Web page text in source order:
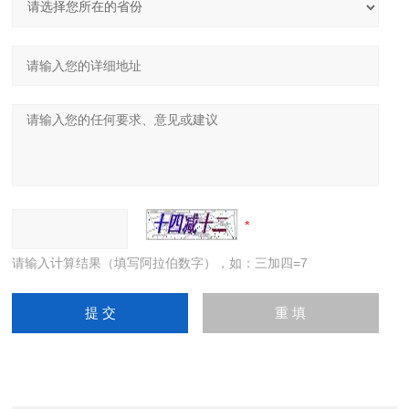
请输入计算结果（填写阿拉伯数字），如：三加四=7